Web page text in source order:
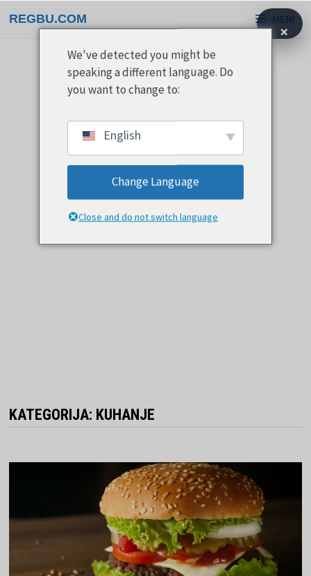
na
REGBU.COM MENI
KATEGORIJA: KUHANJE
×
We've detected you might be
speaking a different language. Do
you want to change to:
English
Change Language
Close and do not switch language